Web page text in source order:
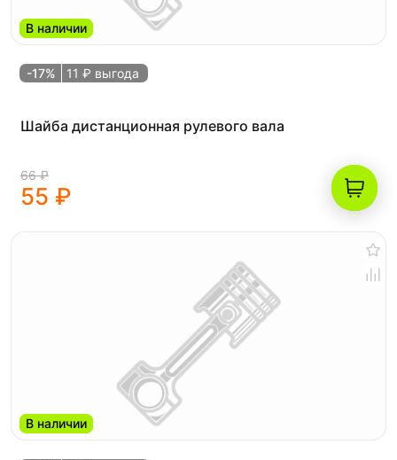
В наличии
-17% 11 ₽ выгода
Шайба дистанционная рулевого вала
66 ₽
55 ₽
В наличии